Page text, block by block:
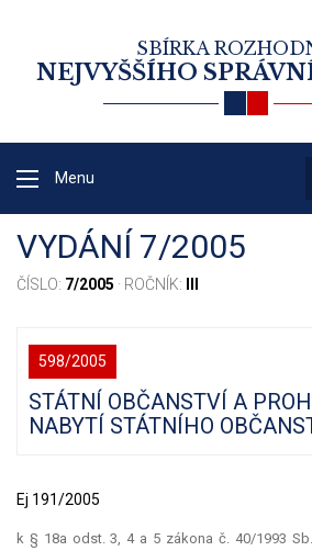
SBÍRKA
NEJVYŠŠÍHO
Menu
VYDÁNÍ 7/2005
ČÍSLO: 7/2005 · ROČNÍK:
598/2005
STÁTNÍ OBČANSTVÍ A
NABYTÍ STÁTNÍHO
Ej 191/2005
k § 18a odst. 3, 4 a 5 zákona č. 40/1993